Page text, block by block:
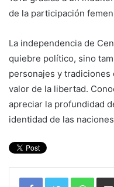
de la participación
La independencia de
quiebre político, sino
personajes y
valor de la libertad.
apreciar la profundidad
identidad de las